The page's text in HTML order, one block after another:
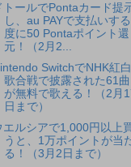
トールでPontaカード提
し、au PAYで支払いする
度に50 Pontaポイント還
元！（2月2...
SwitchでNHK紅白
歌合戦で披露された61曲
が無料で歌える！（2月
日まで）
エルシアで1,000円以上
うと、1万ポイントが当
る！（3月2日まで）